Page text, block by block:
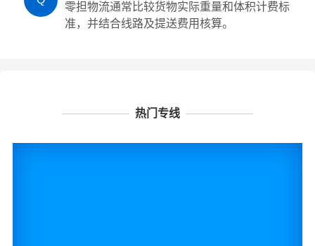
零担物流通常比较货物实际重量和体积计费标
准，并结合线路及提送费用核算。
热门专线